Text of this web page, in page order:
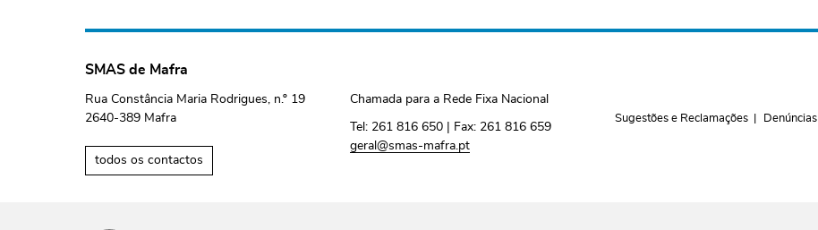
SMAS de Mafra
Rua Constância Maria Rodrigues, n.º 19
2640-389 Mafra
todos os contactos
Chamada para a Rede Fixa Nacional
Tel: 261 816 650 | Fax: 261 816 659
geral@smas-mafra.pt
Sugestões e Reclamações Denúncias